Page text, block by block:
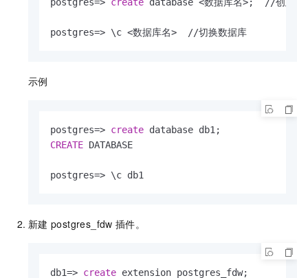
postgres=> \c <数据库名> //切换数据库
示例
postgres=> create
CREATE DATABASE
postgres=> \c db1
新建 postgres_fdw 插件。
db1=> create extension postgres_fdw;